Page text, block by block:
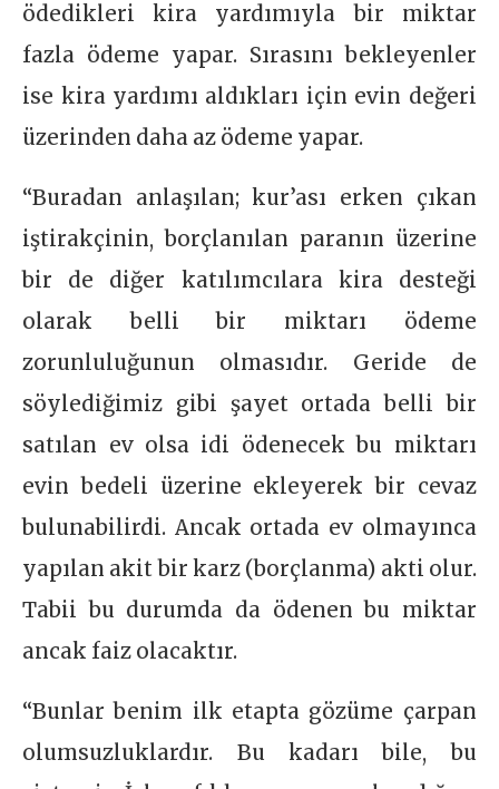
ödedikleri kira yardımıyla bir miktar
fazla ödeme yapar. Sırasını bekleyenler
ise kira yardımı aldıkları için evin değeri
üzerinden daha az ödeme yapar.
“Buradan anlaşılan; kur’ası erken çıkan
iştirakçinin, borçlanılan paranın üzerine
bir de diğer katılımcılara kira desteği
olarak belli bir miktarı ödeme
zorunluluğunun olmasıdır. Geride de
söylediğimiz gibi şayet ortada belli bir
satılan ev olsa idi ödenecek bu miktarı
evin bedeli üzerine ekleyerek bir cevaz
bulunabilirdi. Ancak ortada ev olmayınca
yapılan akit bir karz (borçlanma) akti olur.
Tabii bu durumda da ödenen bu miktar
ancak faiz olacaktır.
“Bunlar benim ilk etapta gözüme çarpan
olumsuzluklardır. Bu kadarı bile, bu